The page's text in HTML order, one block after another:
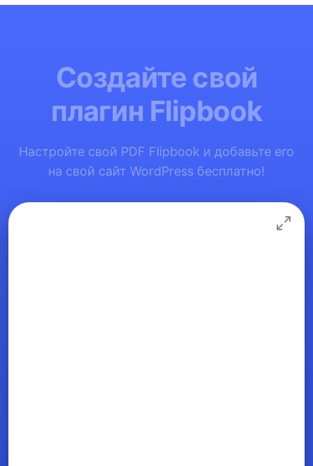
Создайте свой
плагин Flipbook
Настройте свой PDF Flipbook и добавьте его
на свой сайт WordPress бесплатно!